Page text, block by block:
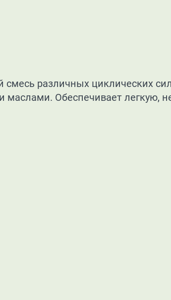
смесь различных циклических
маслами. Обеспечивает легкую,